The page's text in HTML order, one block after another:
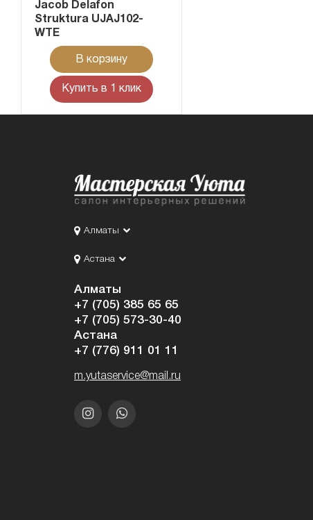
Jacob Delafon
Struktura UJAJ102-
WTE
В корзину
Купить в 1 клик
Алматы
Астана
Алматы
+7 (705) 385 65 65
+7 (705) 573-30-40
Астана
+7 (776) 911 01 11
m.yutaservice@mail.ru